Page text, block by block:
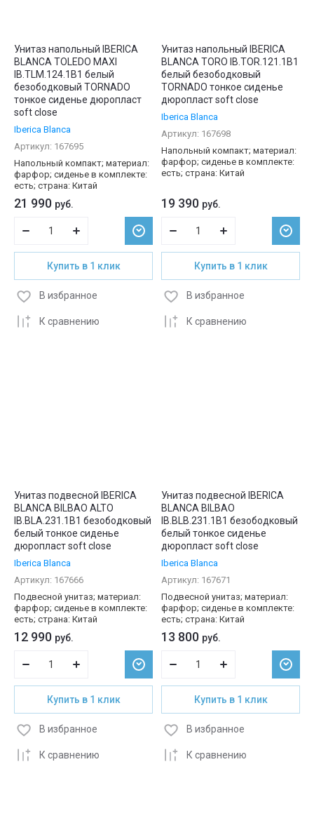
Унитаз напольный IBERICA
BLANCA TOLEDO MAXI
IB.TLM.124.1B1 белый
безободковый TORNADO
тонкое сиденье дюропласт
soft close
Iberica Blanca
Артикул: 167695
Напольный компакт; материал:
фарфор; сиденье в комплекте:
есть; страна: Китай
21 990 руб.
Купить в 1 клик
К сравнению
В избранное
Унитаз напольный IBERICA
BLANCA TORO IB.TOR.121.1B1
белый безободковый
TORNADO тонкое сиденье
дюропласт soft close
Iberica Blanca
Артикул: 167698
Напольный компакт; материал:
фарфор; сиденье в комплекте:
есть; страна: Китай
19 390 руб.
Купить в 1 клик
К сравнению
В избранное
Унитаз подвесной IBERICA
BLANCA BILBAO ALTO
IB.BLA.231.1B1 безободковый
белый тонкое сиденье
дюропласт soft close
Iberica Blanca
Артикул: 167666
Подвесной унитаз; материал:
фарфор; сиденье в комплекте:
есть; страна: Китай
12 990 руб.
Купить в 1 клик
К сравнению
В избранное
Унитаз подвесной IBERICA
BLANCA BILBAO
IB.BLB.231.1B1 безободковый
белый тонкое сиденье
дюропласт soft close
Iberica Blanca
Артикул: 167671
Подвесной унитаз; материал:
фарфор; сиденье в комплекте:
есть; страна: Китай
13 800 руб.
Купить в 1 клик
К сравнению
В избранное